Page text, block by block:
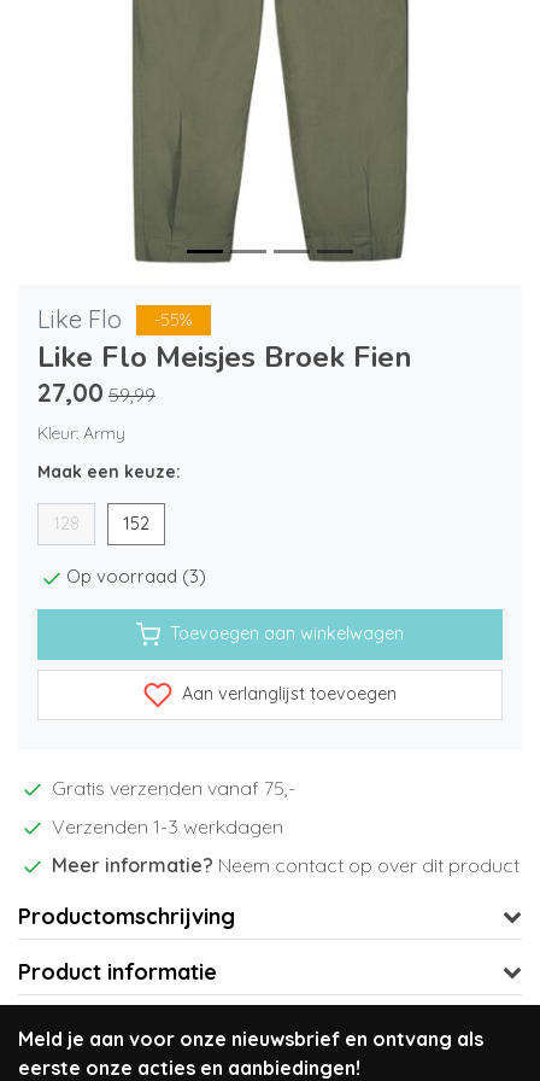
Like Flo -55%
Like Flo Meisjes Broek Fien
27,00 59,99
Kleur: Army
Maak een keuze:
128 152
Op voorraad (3)
Toevoegen aan winkelwagen
Aan verlanglijst toevoegen
Gratis verzenden vanaf 75,-
Verzenden 1-3 werkdagen
Meer informatie? Neem contact op over dit product
Productomschrijving
Product informatie
Meld je aan voor onze nieuwsbrief en ontvang als
eerste onze acties en aanbiedingen!